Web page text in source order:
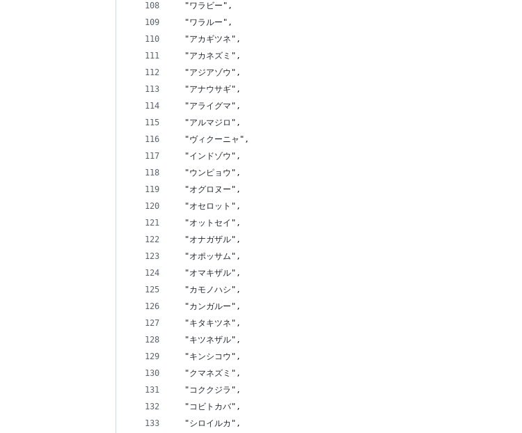
  "ワラビー",
  "ワラルー",
  "アカギツネ",
  "アカネズミ",
  "アジアゾウ",
  "アナウサギ",
  "アライグマ",
  "アルマジロ",
  "ヴィクーニャ",
  "インドゾウ",
  "ウンピョウ",
  "オグロヌー",
  "オセロット",
  "オットセイ",
  "オナガザル",
  "オポッサム",
  "オマキザル",
  "カモノハシ",
  "カンガルー",
  "キタキツネ",
  "キツネザル",
  "キンシコウ",
  "クマネズミ",
  "コククジラ",
  "コビトカバ",
  "シロイルカ",